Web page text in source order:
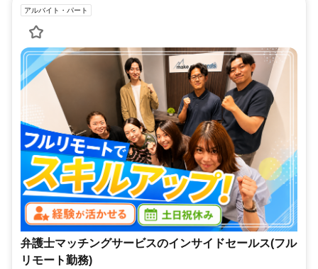
アルバイト・パート
弁護士マッチングサービスのインサイドセールス(フル
リモート勤務)